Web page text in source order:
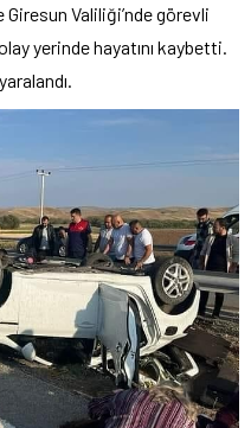
Valiliği’nde görevli
yerinde hayatını kaybetti.